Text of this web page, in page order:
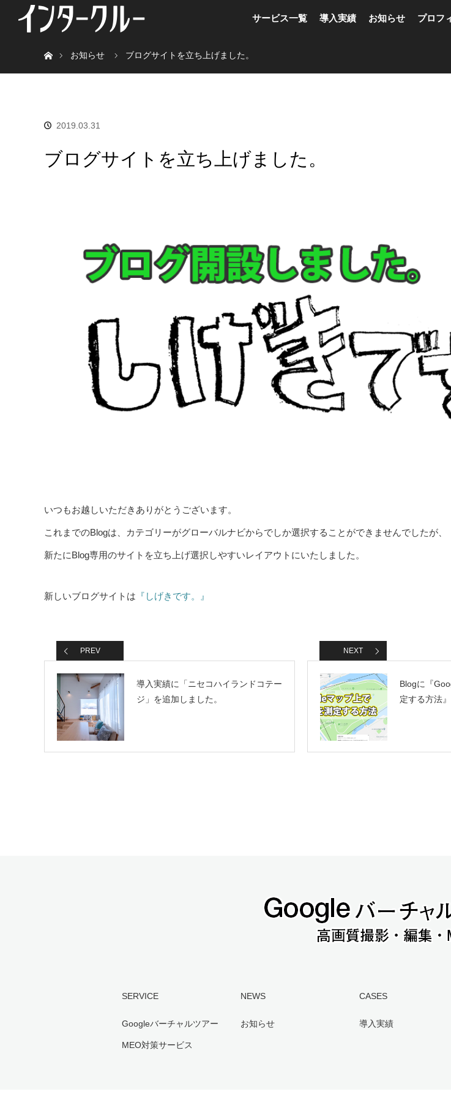
サービス一覧 導入実績 お知らせ プロフ
お知らせ
ブログサイトを立ち上げました。
2019.03.31
ブログサイトを立ち上げました。
いつもお越しいただきありがとうございます。
これまでのBlogは、カテゴリーがグローバルナビからでしか選択することができませんでしたが、
新たにBlog専用のサイトを立ち上げ選択しやすいレイアウトにいたしました。
新しいブログサイトは 『しげきです。』
PREV
導入実績に「ニセコハイランドコテー
ジ」を追加しました。
NEXT
Blogに『
定する方法
SERVICE
Googleバーチャルツアー
MEO対策サービス
NEWS
お知らせ
CASES
導入実績